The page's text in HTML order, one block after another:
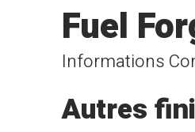
Informations
Fuel
Autres